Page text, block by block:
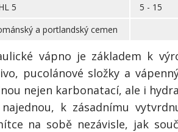
5 5 - 15
a portlandský cemen
vápno je základem k
pucolánové složky a
nejen karbonatací, ale i
k zásadnímu
na sobě nezávisle, jak